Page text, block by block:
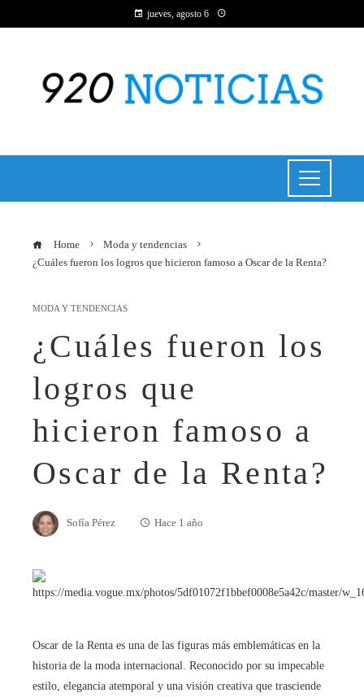
jueves, agosto 6
Home
Moda y tendencias
¿Cuáles fueron los logros que hicieron famoso a Oscar de la Renta?
MODA Y TENDENCIAS
¿Cuáles fueron los
logros que
hicieron famoso a
Oscar de la Renta?
Sofía Pérez Hace 1 año
Oscar de la Renta es una de las figuras más emblemáticas en la
historia de la moda internacional. Reconocido por su impecable
estilo, elegancia atemporal y una visión creativa que trasciende